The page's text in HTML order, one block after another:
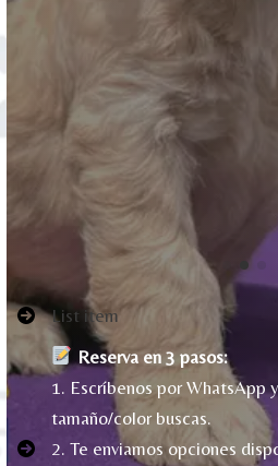
List item
Reserva en 3 pasos:
1. Escríbenos por WhatsApp
tamaño/color buscas.
2. Te enviamos opciones